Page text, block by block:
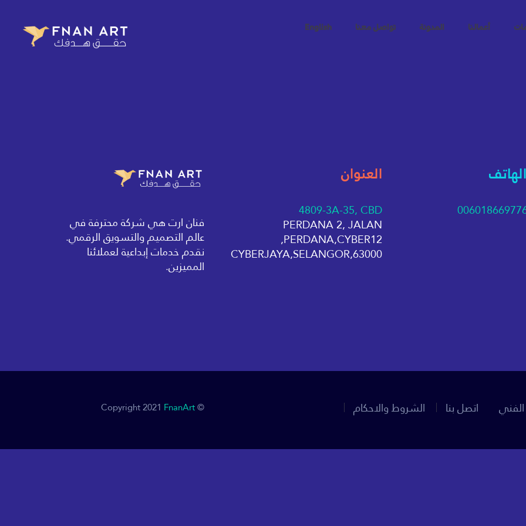
أعمالنا المدونة تواصل معنا English
فنان ارت هي شركة محترفة في
عالم التصميم والتسويق الرقمي.
نقدم خدمات إبداعية لعملائنا
المميزين.
العنوان
4809-3A-35, CBD
PERDANA 2, JALAN
PERDANA,CYBER12,
63000,CYBERJAYA,SELANGOR
© Copyright 2021
FnanArt اتصل بنا الشروط والاحكام